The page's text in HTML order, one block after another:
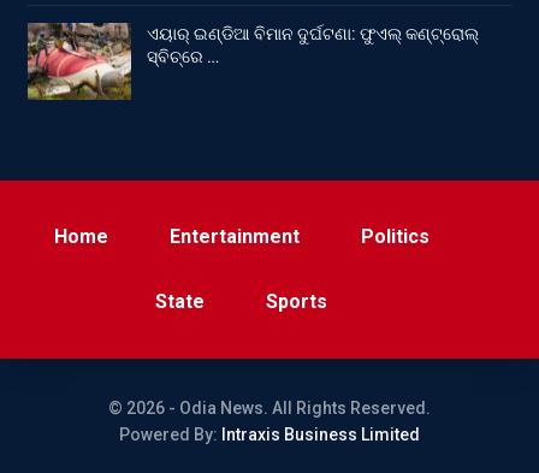
ଏୟାର୍ ଇଣ୍ଡିଆ ବିମାନ ଦୁର୍ଘଟଣା: ଫୁଏଲ୍‌ କଣ୍ଟ୍ରୋଲ୍‌
ସ୍ବିଚ୍‌ରେ …
Home Entertainment Politics
State Sports
© 2026 - Odia News. All Rights Reserved.
Powered By: Intraxis Business Limited